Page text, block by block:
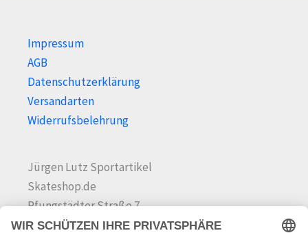
Impressum
AGB
Datenschutzerklärung
Versandarten
Widerrufsbelehrung
Jürgen Lutz Sportartikel
Skateshop.de
Pfungstädter Straße 7
64342 Seeheim-Jugenheim